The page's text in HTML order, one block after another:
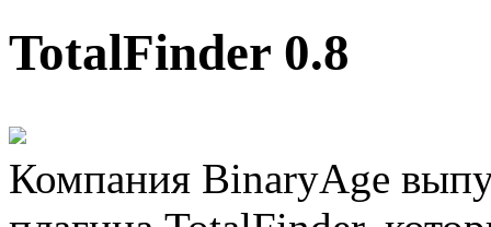
TotalFinder 0.8
Компания BinaryAge